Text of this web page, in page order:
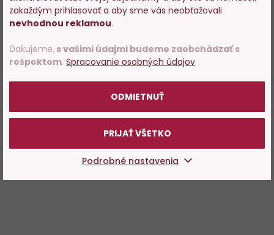
zakaždým prihlasovať a aby sme vás neobťažovali
nevhodnou reklamou.
Ďakujeme, s vašimi údajmi budeme zaobchádzať s
rešpektom. Spracovanie osobných údajov
ODMIETNUŤ
PRIJAŤ VŠETKO
Podrobné nastavenia
predajom alkoholu. Prosím
potvrďte, že Vám už bolo 18